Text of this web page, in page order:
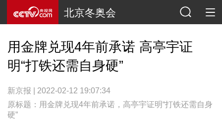
北京冬奥会
用金牌兑现4年前承诺 高亭宇证
明“打铁还需自身硬”
新京报 | 2022-02-12 19:07:34
原标题：用金牌兑现4年前承诺，高亭宇证明“打铁还需自身
硬”